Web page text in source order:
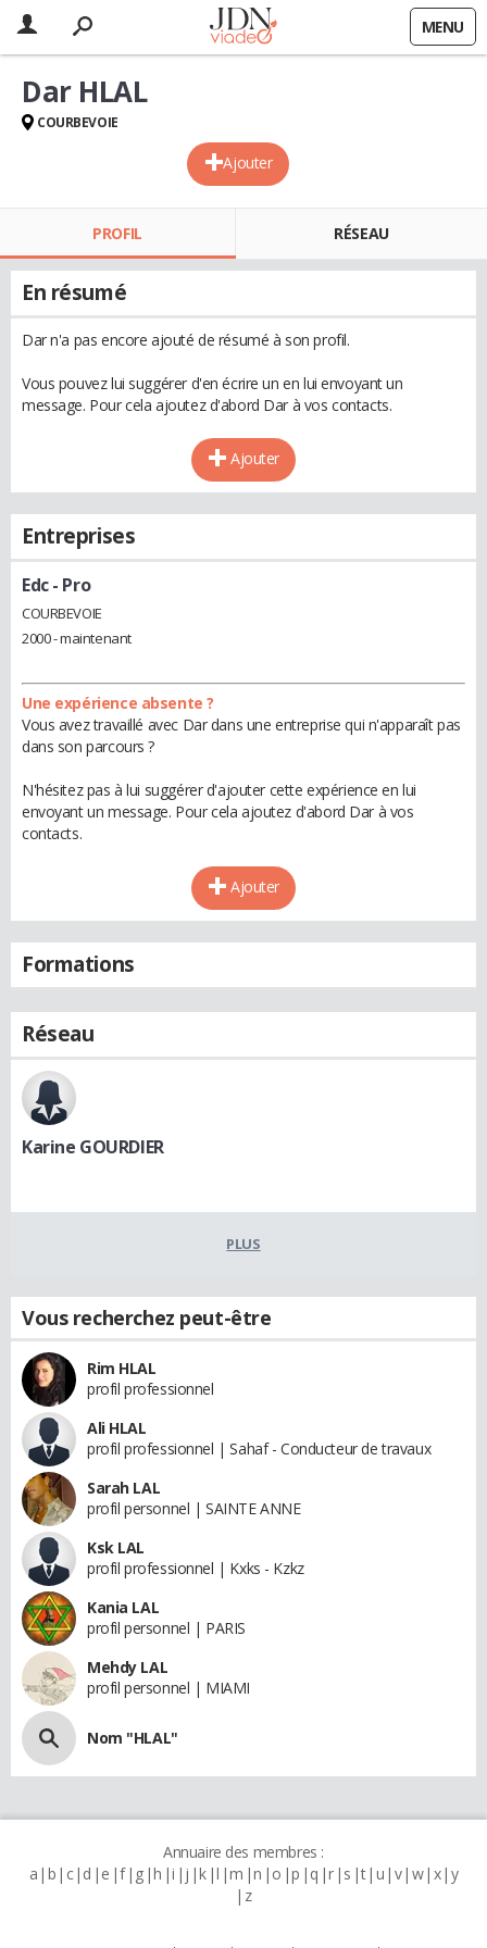
MENU
Ajouter
Dar HLAL
COURBEVOIE
PROFIL RÉSEAU
En résumé
Dar n'a pas encore ajouté de résumé à son profil.
Vous pouvez lui suggérer d'en écrire un en lui envoyant un
message. Pour cela ajoutez d'abord Dar à vos contacts.
Ajouter
Entreprises
Edc- Pro
COURBEVOIE
2000 - maintenant
Une expérience absente ?
Vous avez travaillé avec Dar dans une entreprise qui n'apparaît pas
dans son parcours ?
N'hésitez pas à lui suggérer d'ajouter cette expérience en lui
envoyant un message. Pour cela ajoutez d'abord Dar à vos
contacts.
Ajouter
Formations
Réseau
Karine GOURDIER
PLUS
Vous recherchez peut-être
Rim HLAL
profil professionnel
Ali HLAL
profil professionnel | Sahaf - Conducteur de travaux
Sarah LAL
profil personnel | SAINTE ANNE
Ksk LAL
profil professionnel | Kxks - Kzkz
Kania LAL
profil personnel | PARIS
Mehdy LAL
profil personnel | MIAMI
Nom "HLAL"
Annuaire des membres :
a b c d e f g h i j k l m n o p q r s t u v w x y
z